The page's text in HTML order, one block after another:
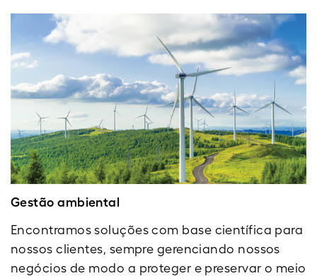
Gestão ambiental
Encontramos soluções com base científica para
nossos clientes, sempre gerenciando nossos
negócios de modo a proteger e preservar o meio